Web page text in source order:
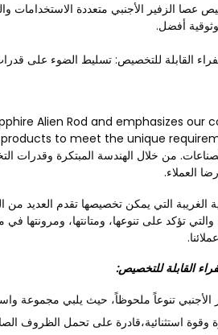
عصا الزفير الأجنبي متعددة
أفضل.
القابلة للتخصيص: تسليط الضوء على
Alien Rod and emphasizes our
من خلال الهندسة المبتكرة وقدرات
العملاء.
الغريبة التي يمكن تخصيصها تقدم العديد من
تؤكد على تنوعها، ومتانتها،
القابلة للتخصيص:
الأجنبي تنوعاً ملحوظاً، حيث يلبي مجموعة
وقوة استثنائية،قادرة على تحمل الظروف